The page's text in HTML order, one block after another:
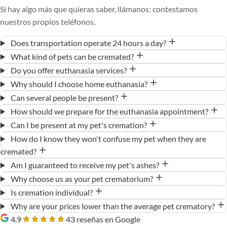
Si hay algo más que quieras saber, llámanos: contestamos
nuestros propios teléfonos.
Does transportation operate 24 hours a day?
What kind of pets can be cremated?
Do you offer euthanasia services?
Why should I choose home euthanasia?
Can several people be present?
How should we prepare for the euthanasia appointment?
Can I be present at my pet's cremation?
How do I know they won't confuse my pet when they are
cremated?
Am I guaranteed to receive my pet's ashes?
Why choose us as your pet crematorium?
Is cremation individual?
Why are your prices lower than the average pet crematory?
4.9
43 reseñas en Google